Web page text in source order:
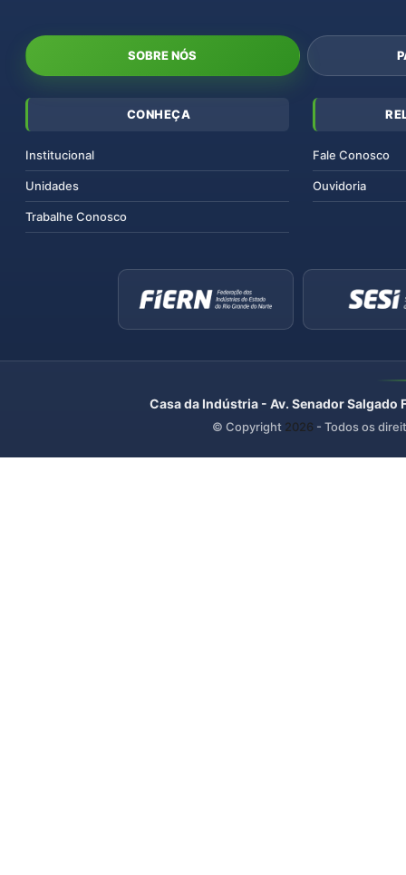
SOBRE NÓS
CONHEÇA
Institucional
Unidades
Trabalhe Conosco
Fale Conosco
Ouvidoria
Casa da Indústria - Av. Senador
© Copyright 2026 - Todos os